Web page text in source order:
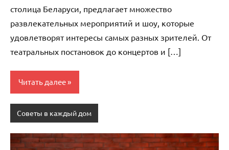
столица Беларуси, предлагает множество
развлекательных мероприятий и шоу, которые
удовлетворят интересы самых разных зрителей. От
театральных постановок до концертов и […]
Читать далее
Советы в каждый дом